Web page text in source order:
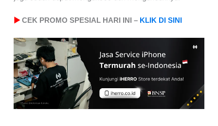
▶CEK PROMO SPESIAL HARI INI – KLIK DI SINI